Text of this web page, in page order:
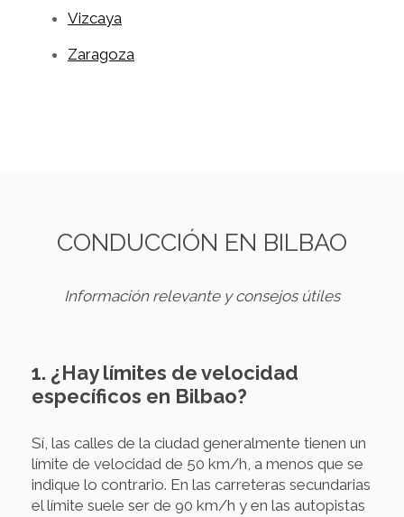
Vizcaya
Zaragoza
CONDUCCIÓN EN BILBAO
Información relevante y consejos útiles
1. ¿Hay límites de velocidad
específicos en Bilbao?
Sí, las calles de la ciudad generalmente tienen un
límite de velocidad de 50 km/h, a menos que se
indique lo contrario. En las carreteras secundarias
el límite suele ser de 90 km/h y en las autopistas